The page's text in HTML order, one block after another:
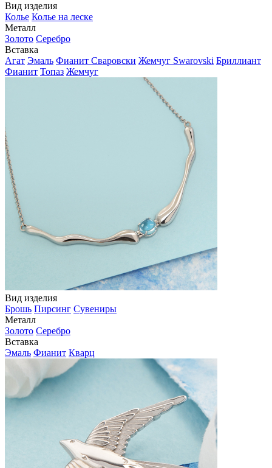
Вид изделия
Колье Колье на леске
Металл
Золото Серебро
Вставка
Агат Эмаль Фианит Сваровски Жемчуг Swarovski Бриллиант
Фианит Топаз Жемчуг
Вид изделия
Брошь Пирсинг Сувениры
Металл
Золото Серебро
Вставка
Эмаль Фианит Кварц